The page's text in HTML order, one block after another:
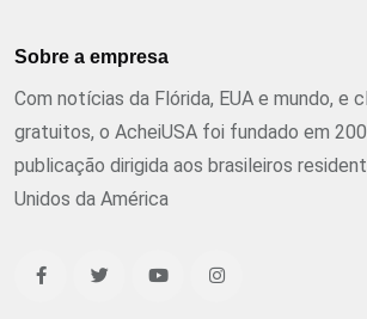
Sobre a empresa
Com notícias da Flórida, EUA e mundo, e
gratuitos, o AcheiUSA foi fundado em
publicação dirigida aos brasileiros
Unidos da América